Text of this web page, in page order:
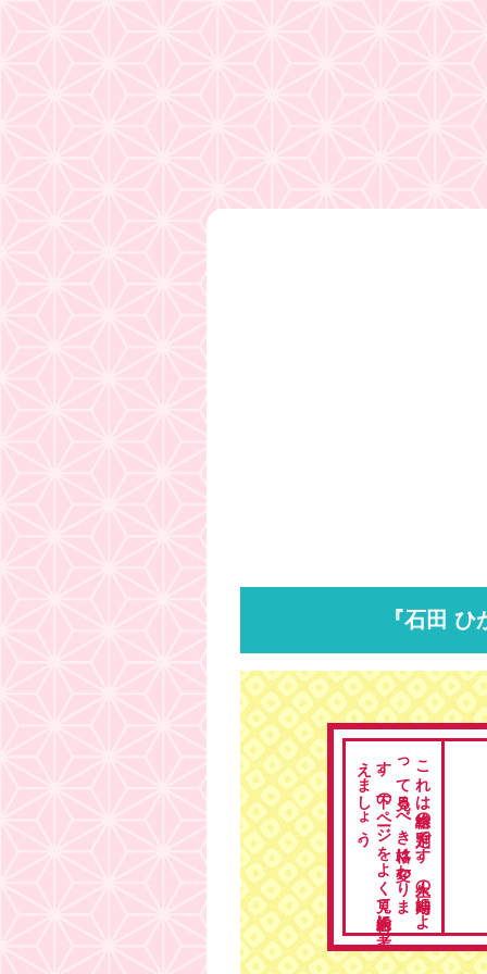
『石田
こ
れ
は
総格の
判定で
す
。
人生の
時期に
よ
っ
て
見る
べ
き
格は
変わ
り
ま
す
。
下の
ペ
ージ
を
よ
く
見て
総合的に
考
え
ま
し
ょ
う
。